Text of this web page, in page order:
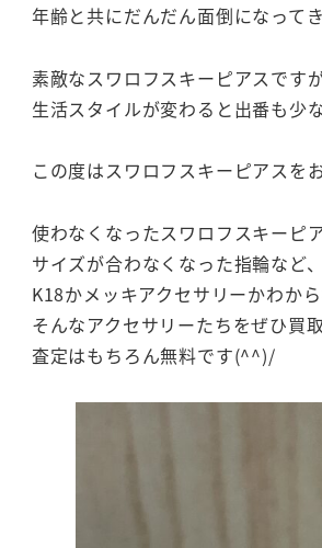
年齢と共にだんだん面倒になって
素敵なスワロフスキーピアスです
生活スタイルが変わると出番も少
この度はスワロフスキーピアスを
使わなくなったスワロフスキーピ
サイズが合わなくなった指輪など
K18かメッキアクセサリーかわか
そんなアクセサリーたちをぜひ買
査定はもちろん無料です(^^)/